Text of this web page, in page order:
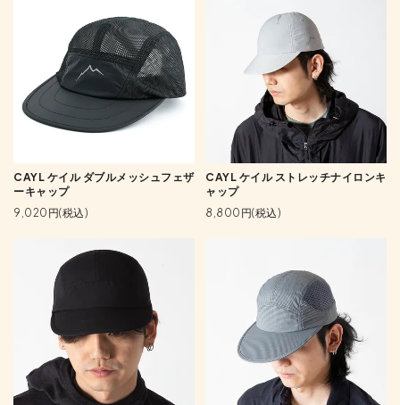
CAYL ケイル ダブルメッシュフェザ
ーキャップ
9,020円(税込)
CAYL ケイル ストレッチナイロンキ
ャップ
8,800円(税込)